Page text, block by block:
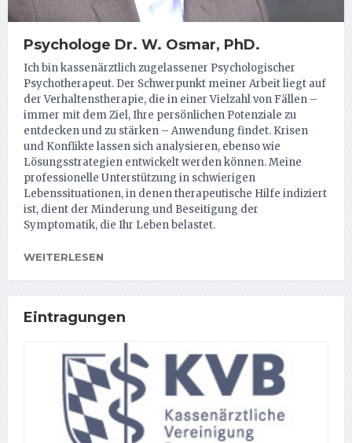
Psychologe Dr. W. Osmar, PhD.
Ich bin kassenärztlich zugelassener Psychologischer
Psychotherapeut. Der Schwerpunkt meiner Arbeit liegt auf
der Verhaltenstherapie, die in einer Vielzahl von Fällen –
immer mit dem Ziel, Ihre persönlichen Potenziale zu
entdecken und zu stärken – Anwendung findet. Krisen
und Konflikte lassen sich analysieren, ebenso wie
Lösungsstrategien entwickelt werden können. Meine
professionelle Unterstützung in schwierigen
Lebenssituationen, in denen therapeutische Hilfe indiziert
ist, dient der Minderung und Beseitigung der
Symptomatik, die Ihr Leben belastet.
WEITERLESEN
Eintragungen